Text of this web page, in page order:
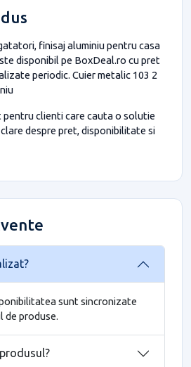
finisaj aluminiu pentru casa
disponibil pe BoxDeal.ro cu pret
periodic. Cuier metalic 103 2
clienti care cauta o solutie
despre pret, disponibilitate si
sunt sincronizate
de produse.